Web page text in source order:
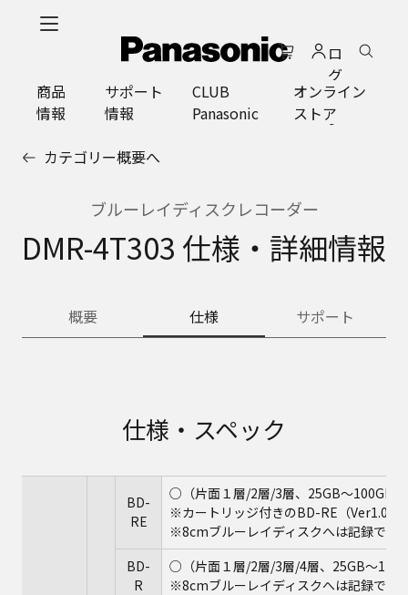
ロ
グ
イ
ン
商品
情報
サポート
情報
CLUB
Panasonic
オンライン
ストア
カテゴリー概要へ
ブルーレイディスクレコーダー
DMR-4T303 仕様・詳細情報
概要 仕様 サポート
仕様・スペック
BD-
RE
○（片面１層/2層/3層、25GB～100GB
※カートリッジ付きのBD-RE（Ver1.0）
※8cmブルーレイディスクへは記録でき
BD-
R
○（片面１層/2層/3層/4層、25GB～
※8cmブルーレイディスクへは記録でき